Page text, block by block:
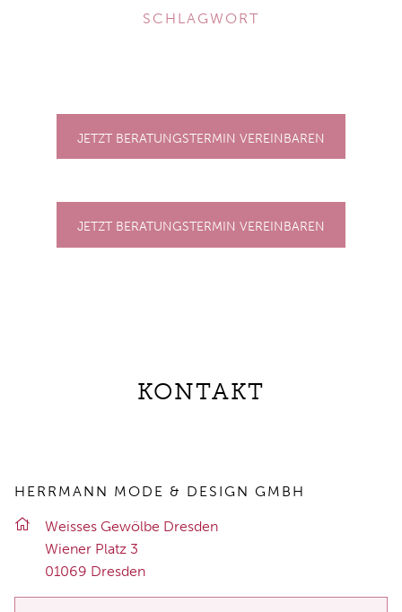
SCHLAGWORT
JETZT BERATUNGSTERMIN VEREINBAREN
JETZT BERATUNGSTERMIN VEREINBAREN
KONTAKT
HERRMANN MODE & DESIGN GMBH
Weis­ses Ge­wöl­be Dres­den
Wie­ner Platz 3
01069 Dres­den